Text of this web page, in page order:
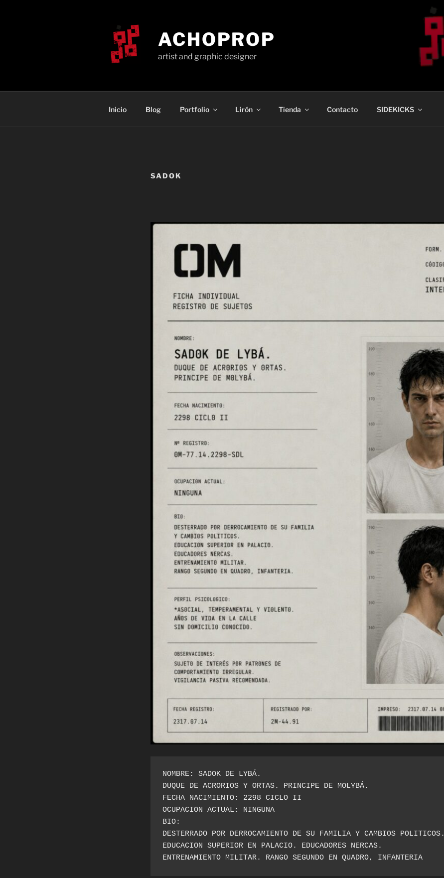
ACHOPROP
artist and graphic designer
Inicio Blog Portfolio Lirón Tienda Contacto SIDEKICKS
SADOK
NOMBRE: SADOK DE LYBÁ.
DUQUE DE ACRORIOS Y ORTAS. PRINCIPE DE MOLYBÁ.
FECHA NACIMIENTO: 2298 CICLO II
OCUPACION ACTUAL: NINGUNA
BIO:
DESTERRADO POR DERROCAMIENTO DE SU FAMILIA Y CAMBIOS POLITICOS.
EDUCACION SUPERIOR EN PALACIO. EDUCADORES NERCAS.
ENTRENAMIENTO MILITAR. RANGO SEGUNDO EN QUADRO, INFANTERIA